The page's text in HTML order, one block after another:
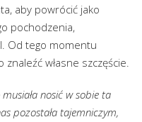
aby powrócić jako
pochodzenia,
Od tego momentu
własne szczęście.
nosić w sobie ta
pozostała tajemniczym,